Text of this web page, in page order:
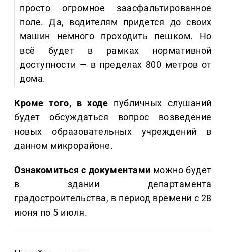
просто огромное заасфальтированное
поле. Да, водителям придется до своих
машин немного проходить пешком. Но
всё будет в рамках нормативной
доступности — в пределах 800 метров от
дома.
Кроме того, в ходе публичных слушаний
будет обсуждаться вопрос возведение
новых образовательных учреждений в
данном микрорайоне.
Ознакомиться с документами можно будет
в здании департамента
градостроительства, в период времени с 28
июня по 5 июля.